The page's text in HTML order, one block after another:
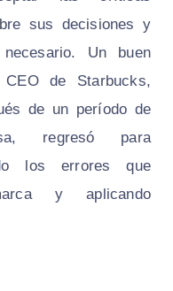
sus decisiones y
Un buen
de Starbucks,
de un período de
regresó para
los errores que
y aplicando